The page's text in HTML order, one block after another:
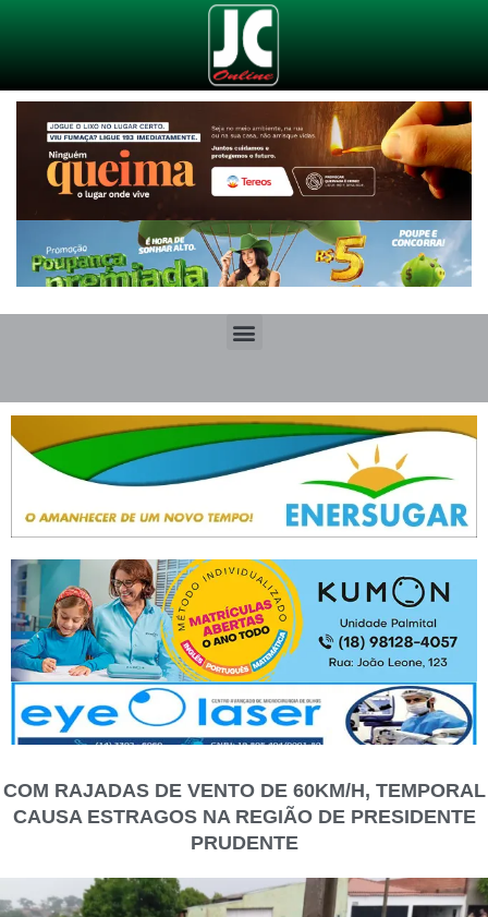
COM RAJADAS DE VENTO DE 60KM/H, TEMPORAL
CAUSA ESTRAGOS NA REGIÃO DE PRESIDENTE
PRUDENTE